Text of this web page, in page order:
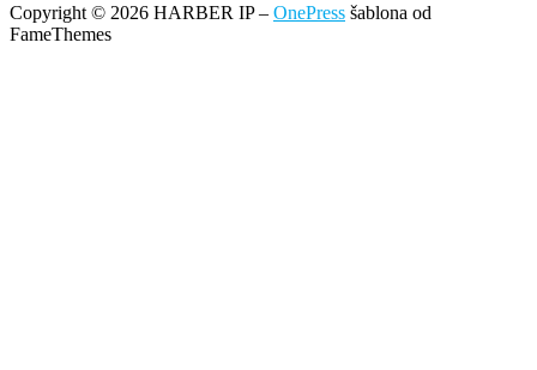
Copyright © 2026 HARBER IP– OnePress šablona od
FameThemes